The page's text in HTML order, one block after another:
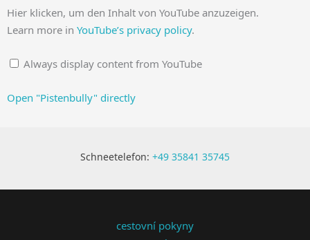
DISPLAY
"PISTENBULLY"
FROM
Hier klicken, um den Inhalt von YouTube anzuzeigen.
Learn more in YouTube’s privacy policy.
Always display content from YouTube
Open "Pistenbully" directly
Schneetelefon: +49 35841 35745
cestovní pokyny